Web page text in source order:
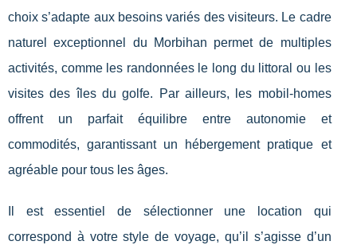
choix s’adapte aux besoins variés des visiteurs. Le cadre
naturel exceptionnel du Morbihan permet de multiples
activités, comme les randonnées le long du littoral ou les
visites des îles du golfe. Par ailleurs, les mobil-homes
offrent un parfait équilibre entre autonomie et
commodités, garantissant un hébergement pratique et
agréable pour tous les âges.
Il est essentiel de sélectionner une location qui
correspond à votre style de voyage, qu’il s’agisse d’un